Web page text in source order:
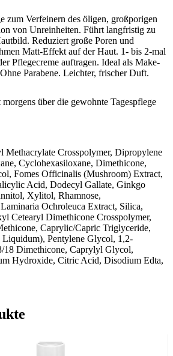
zum Verfeinern des öligen, großporigen
von Unreinheiten. Führt langfristig zu
Reduziert große Poren und
Matt-Effekt auf der Haut. 1- bis 2-mal
Pflegecreme auftragen. Ideal als Make-
Parabene. Leichter, frischer Duft.
über die gewohnte Tagespflege
Methacrylate Crosspolymer, Dipropylene
Cyclohexasiloxane, Dimethicone,
Fomes Officinalis (Mushroom) Extract,
Acid, Dodecyl Gallate, Ginkgo
Xylitol, Rhamnose,
Ochroleuca Extract, Silica,
Cetearyl Dimethicone Crosspolymer,
Caprylic/Capric Triglyceride,
Pentylene Glycol, 1,2-
18 Dimethicone, Caprylyl Glycol,
Hydroxide, Citric Acid, Disodium Edta,